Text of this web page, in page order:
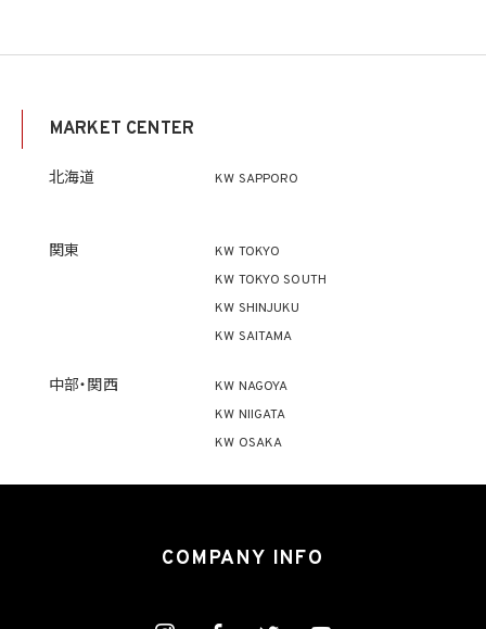
ず、利用目的の達成に必要な範囲を超えて個人情報を取り扱いません。但し、次の場合は
(1) 法令に基づく場合
(2) 人の生命、身体又は財産の保護のために必要がある場合であって、本人の同意を得
て、本人の同意を得ることが困難であるとき
行することに対して協力する必要がある場合であって、本人の同意を得ることにより当該
事務の遂行に支障を及ぼすおそれがあるとき
個人データを学術研究目的で取り扱う必要があるとき（当該個人データを取り扱う目的
ある場合を除きます。）。
4.2 当社は、違法又は不当な行為を助長し、又は誘発するおそれがある方法により個人
5. 個人情報の適正な取得
情報保護法第2条第3項に定義されるものを意味します。）を取得しません。
を学術研究目的で取得する必要があるとき（当該要配慮個人情報を取得する目的の一
MARKET CENTER
北海道 KW SAPPORO
関東
KW TOKYO
KW TOKYO SOUTH
KW SHINJUKU
KW SAITAMA
中部・関西
KW NAGOYA
KW NIIGATA
KW OSAKA
COMPANY INFO